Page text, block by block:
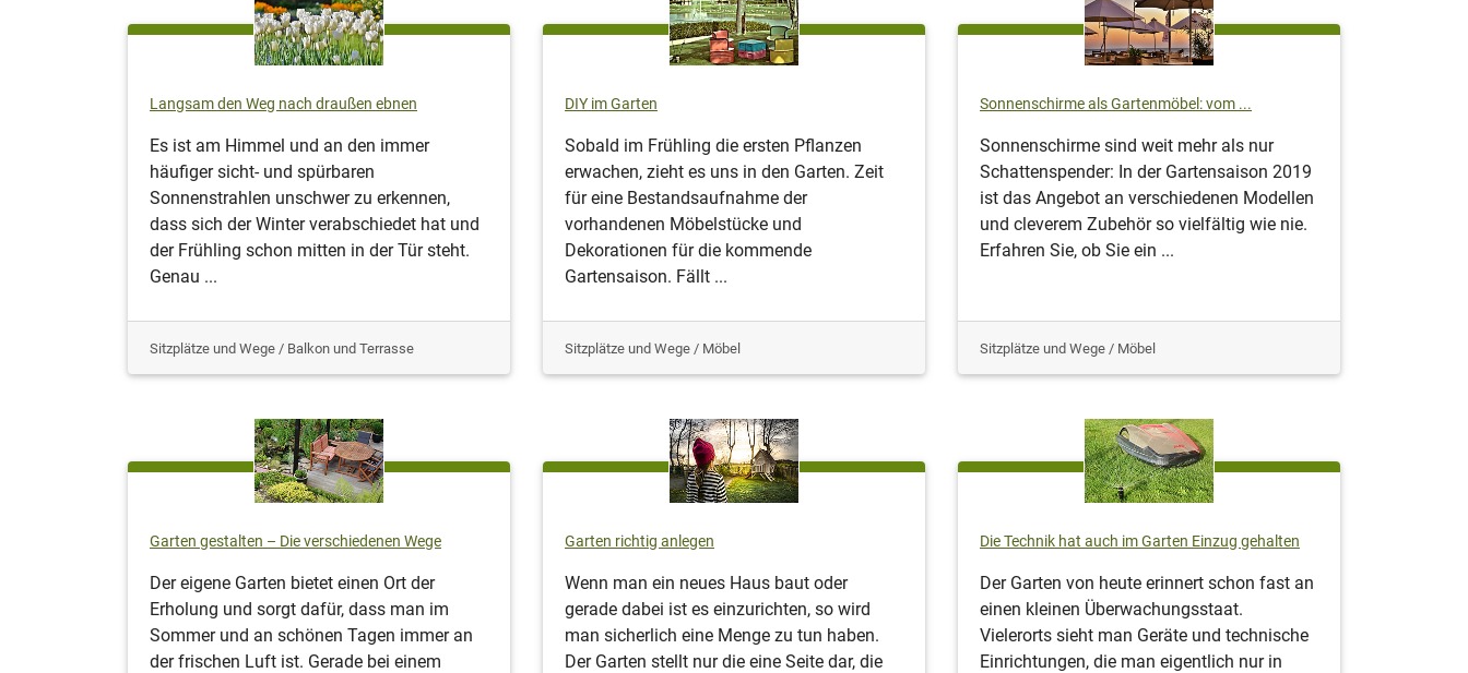
Langsam den Weg nach draußen ebnen
Es ist am Himmel und an den immer
häufiger sicht- und spürbaren
Sonnenstrahlen unschwer zu erkennen,
dass sich der Winter verabschiedet hat und
der Frühling schon mitten in der Tür steht.
Genau ...
Sitzplätze und Wege / Balkon und Terrasse
DIY im Garten
Sobald im Frühling die ersten Pflanzen
erwachen, zieht es uns in den Garten. Zeit
für eine Bestandsaufnahme der
vorhandenen Möbelstücke und
Dekorationen für die kommende
Gartensaison. Fällt ...
Sitzplätze und Wege / Möbel
Sonnenschirme als Gartenmöbel: vom ...
Sonnenschirme sind weit mehr als nur
Schattenspender: In der Gartensaison 2019
ist das Angebot an verschiedenen Modellen
und cleverem Zubehör so vielfältig wie nie.
Erfahren Sie, ob Sie ein ...
Sitzplätze und Wege / Möbel
Garten gestalten – Die verschiedenen Wege
Der eigene Garten bietet einen Ort der
Erholung und sorgt dafür, dass man im
Sommer und an schönen Tagen immer an
der frischen Luft ist. Gerade bei einem
Garten richtig anlegen
Wenn man ein neues Haus baut oder
gerade dabei ist es einzurichten, so wird
man sicherlich eine Menge zu tun haben.
Der Garten stellt nur die eine Seite dar, die
Die Technik hat auch im Garten Einzug gehalten
Der Garten von heute erinnert schon fast an
einen kleinen Überwachungsstaat.
Vielerorts sieht man Geräte und technische
Einrichtungen, die man eigentlich nur in